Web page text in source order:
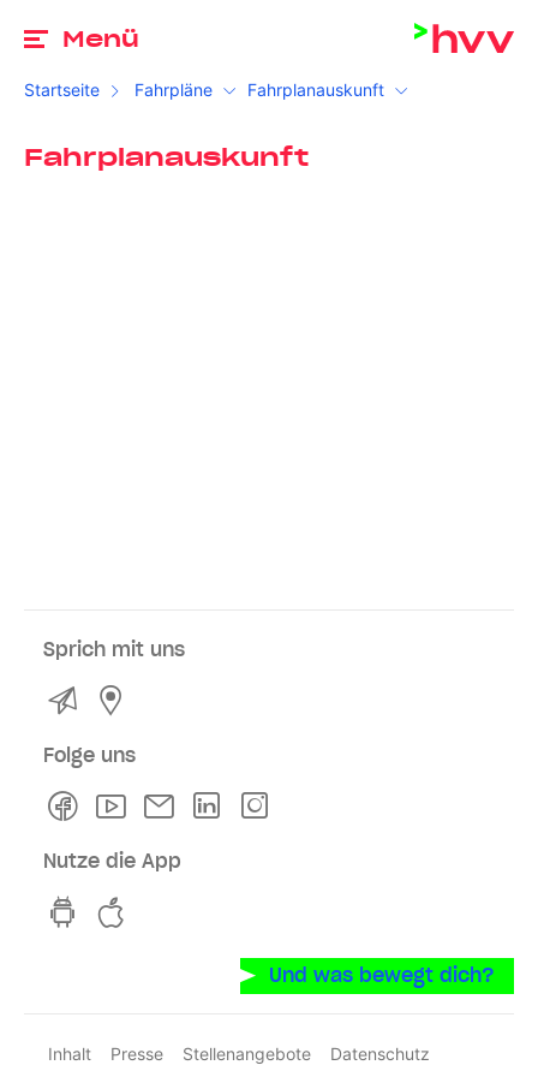
Menü
Startseite Fahrpläne Fahrplanauskunft
Fahrplanauskunft
Sprich mit uns
Kontakt
Folge uns
FacebookYoutubeNewsletterLinkedln
Nutze die App
hvv switch App auf GooglePlay
Und was bewegt dich?
Inhalt Presse Stellenangebote
Datenschutz